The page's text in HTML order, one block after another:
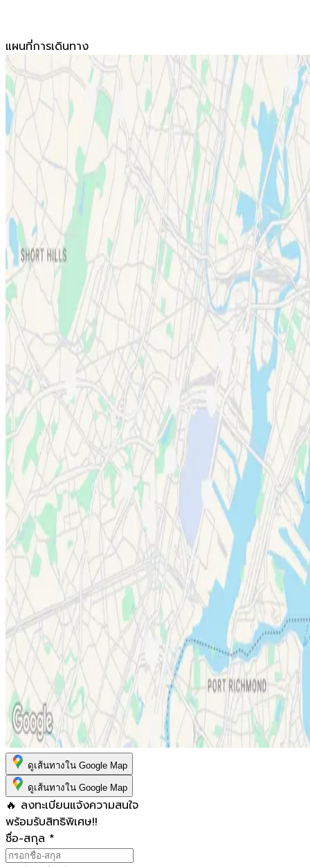
แผนที่การเดินทาง
ดูเส้นทางใน Google Map
ดูเส้นทางใน Google Map
🔥 ลงทะเบียนแจ้งความสนใจ
พร้อมรับสิทธิพิเศษ!!
ชื่อ-สกุล *